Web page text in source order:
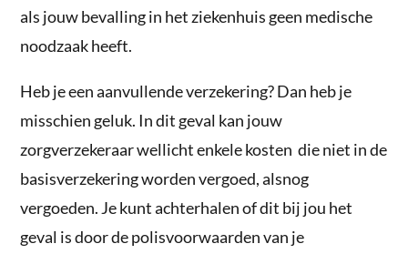
als jouw bevalling in het ziekenhuis geen medische
noodzaak heeft.
Heb je een aanvullende verzekering? Dan heb je
misschien geluk. In dit geval kan jouw
zorgverzekeraar wellicht enkele kosten die niet in de
basisverzekering worden vergoed, alsnog
vergoeden. Je kunt achterhalen of dit bij jou het
geval is door de polisvoorwaarden van je